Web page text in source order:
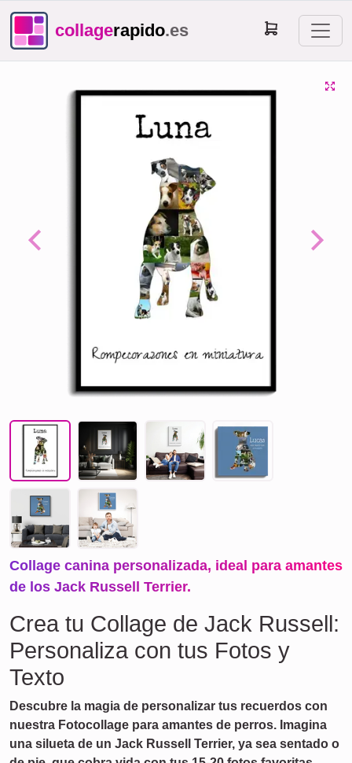
collagerapido.es
Previous Next
Collage canina personalizada, ideal para amantes
de los Jack Russell Terrier.
Crea tu Collage de Jack Russell:
Personaliza con tus Fotos y
Texto
Descubre la magia de personalizar tus recuerdos con
nuestra Fotocollage para amantes de perros. Imagina
una silueta de un Jack Russell Terrier, ya sea sentado o